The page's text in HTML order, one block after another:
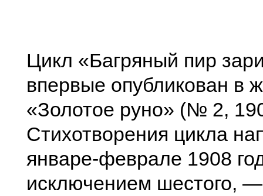
Цикл «Багряный пир
впервые опубликован в
«Золотое руно» (№ 2,
Стихотворения цикла
январе-феврале 1908
исключением шестого,